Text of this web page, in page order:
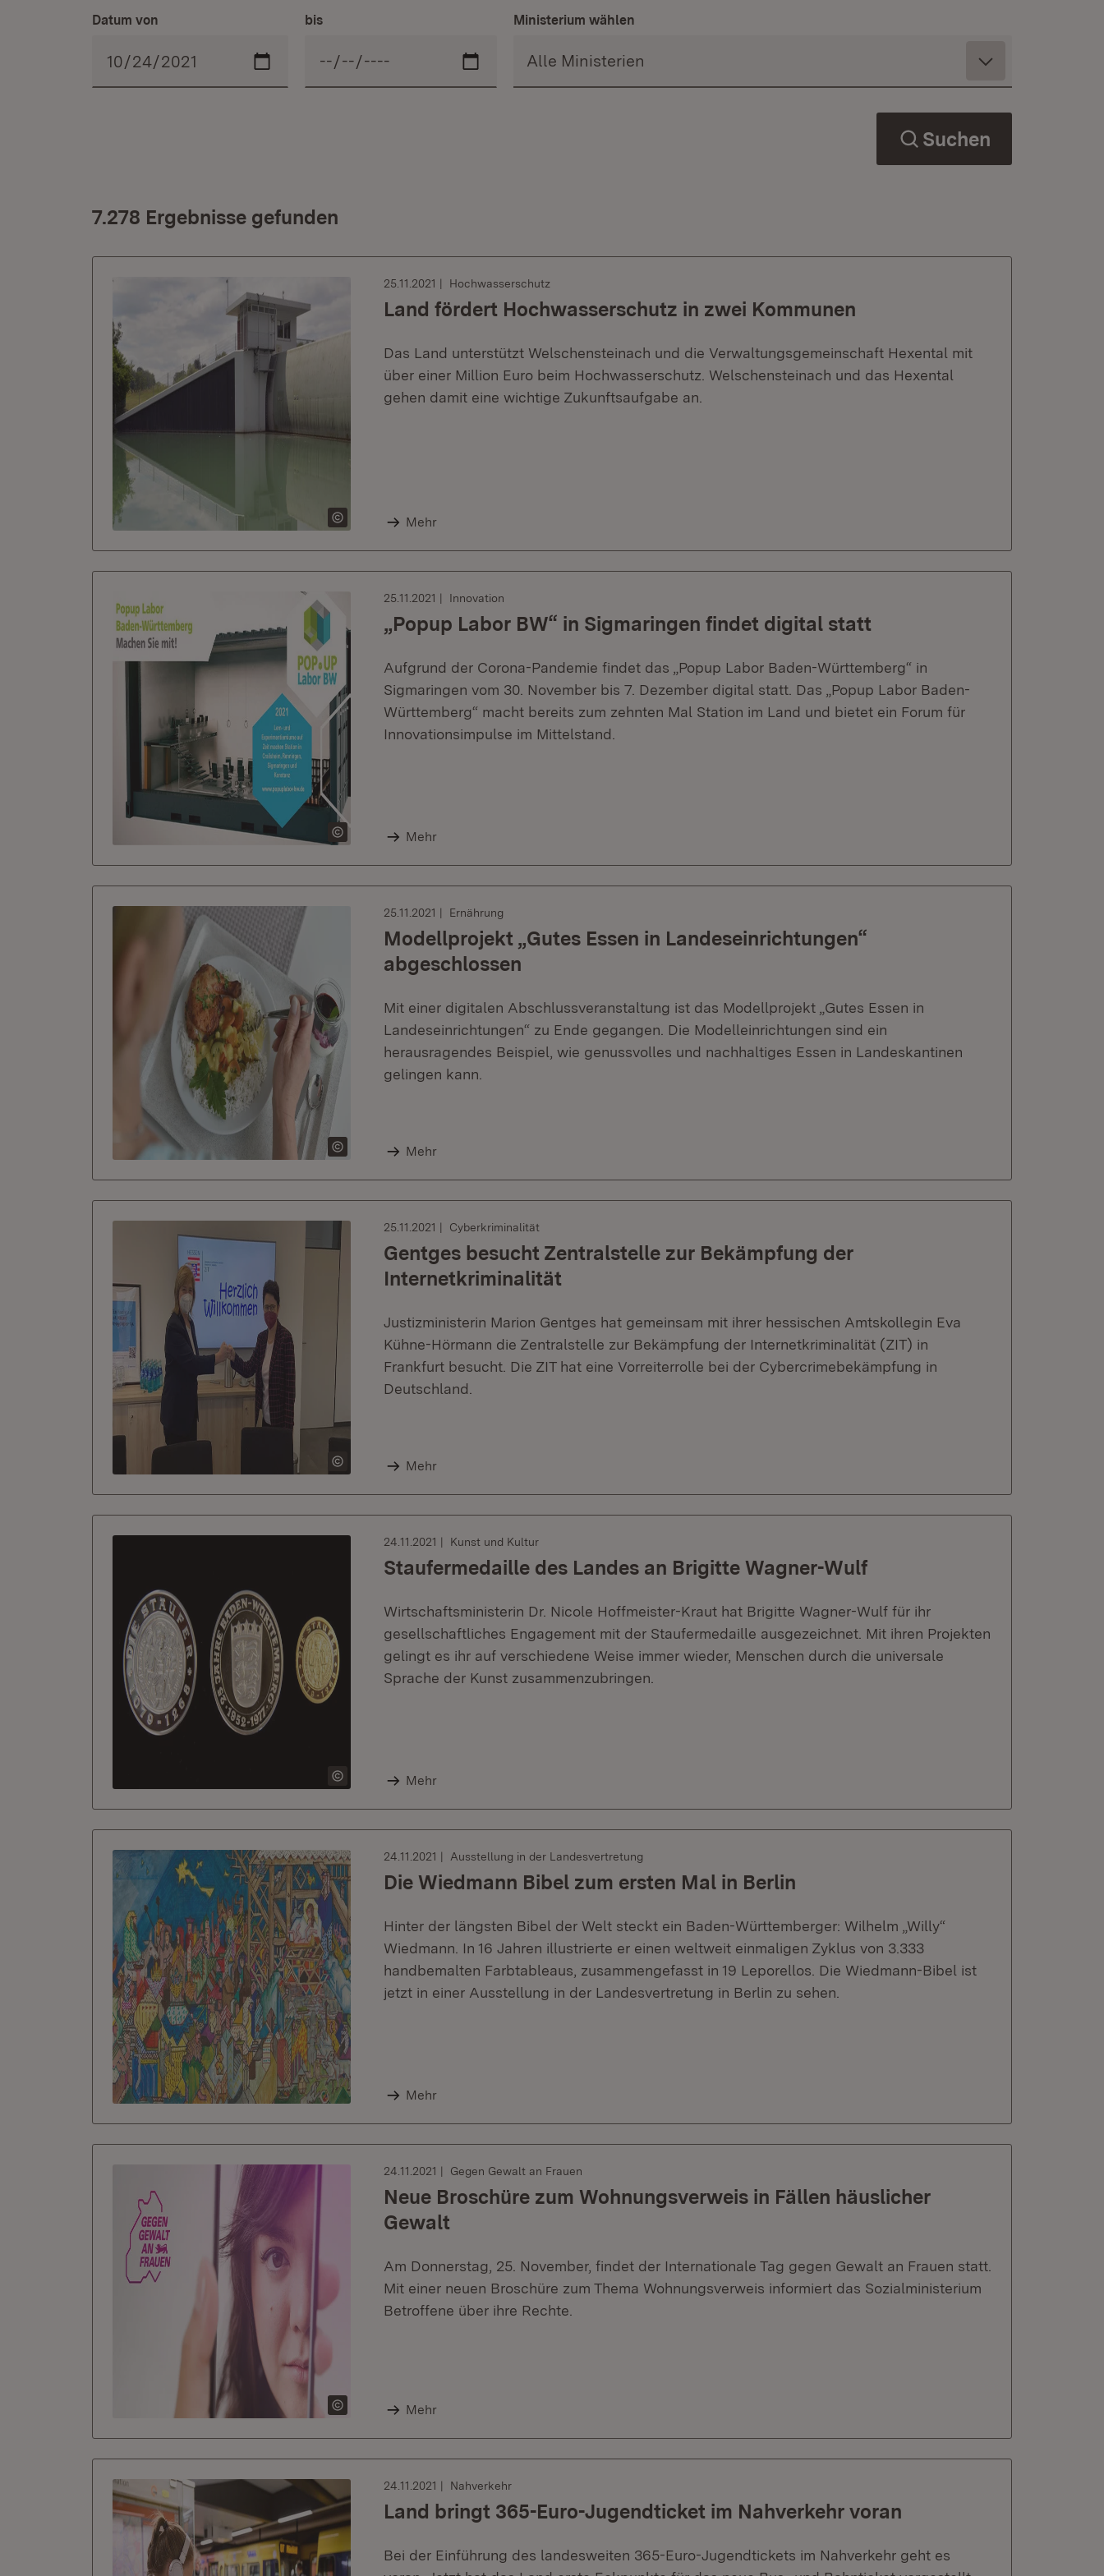
Datum von bis Ministerium wählen
Suchen
7.278 Ergebnisse gefunden
25.11.2021 Hochwasserschutz
Land fördert Hochwasserschutz in zwei Kommunen
Das Land unterstützt Welschensteinach und die Verwaltungsgemeinschaft Hexental mit
über einer Million Euro beim Hochwasserschutz. Welschensteinach und das Hexental
gehen damit eine wichtige Zukunftsaufgabe an.
Mehr
25.11.2021 Innovation
„Popup Labor BW“ in Sigmaringen findet digital statt
Aufgrund der Corona-Pandemie findet das „Popup Labor Baden-Württemberg“ in
Sigmaringen vom 30. November bis 7. Dezember digital statt. Das „Popup Labor Baden-
Württemberg“ macht bereits zum zehnten Mal Station im Land und bietet ein Forum für
Innovationsimpulse im Mittelstand.
Mehr
25.11.2021 Ernährung
Modellprojekt „Gutes Essen in Landeseinrichtungen“
abgeschlossen
Mit einer digitalen Abschlussveranstaltung ist das Modellprojekt „Gutes Essen in
Landeseinrichtungen“ zu Ende gegangen. Die Modelleinrichtungen sind ein
herausragendes Beispiel, wie genussvolles und nachhaltiges Essen in Landeskantinen
gelingen kann.
Mehr
25.11.2021 Cyberkriminalität
Gentges besucht Zentralstelle zur Bekämpfung der
Internetkriminalität
Justizministerin Marion Gentges hat gemeinsam mit ihrer hessischen Amtskollegin Eva
Kühne-Hörmann die Zentralstelle zur Bekämpfung der Internetkriminalität (ZIT) in
Frankfurt besucht. Die ZIT hat eine Vorreiterrolle bei der Cybercrimebekämpfung in
Deutschland.
Mehr
24.11.2021 Kunst und Kultur
Staufermedaille des Landes an Brigitte Wagner-Wulf
Wirtschaftsministerin Dr. Nicole Hoffmeister-Kraut hat Brigitte Wagner-Wulf für ihr
gesellschaftliches Engagement mit der Staufermedaille ausgezeichnet. Mit ihren Projekten
gelingt es ihr auf verschiedene Weise immer wieder, Menschen durch die universale
Sprache der Kunst zusammenzubringen.
Mehr
24.11.2021 Ausstellung in der Landesvertretung
Die Wiedmann Bibel zum ersten Mal in Berlin
Hinter der längsten Bibel der Welt steckt ein Baden-Württemberger: Wilhelm „Willy“
Wiedmann. In 16 Jahren illustrierte er einen weltweit einmaligen Zyklus von 3.333
handbemalten Farbtableaus, zusammengefasst in 19 Leporellos. Die Wiedmann-Bibel ist
jetzt in einer Ausstellung in der Landesvertretung in Berlin zu sehen.
Mehr
24.11.2021 Gegen Gewalt an Frauen
Neue Broschüre zum Wohnungsverweis in Fällen häuslicher
Gewalt
Am Donnerstag, 25. November, findet der Internationale Tag gegen Gewalt an Frauen statt.
Mit einer neuen Broschüre zum Thema Wohnungsverweis informiert das Sozialministerium
Betroffene über ihre Rechte.
Mehr
24.11.2021 Nahverkehr
Land bringt 365-Euro-Jugendticket im Nahverkehr voran
Bei der Einführung des landesweiten 365-Euro-Jugendtickets im Nahverkehr geht es